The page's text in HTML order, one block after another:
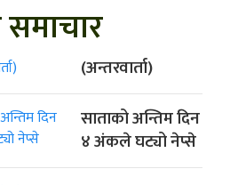
(अन्तरवार्ता)
साताको अन्तिम दिन
४ अंकले घट्यो नेप्से